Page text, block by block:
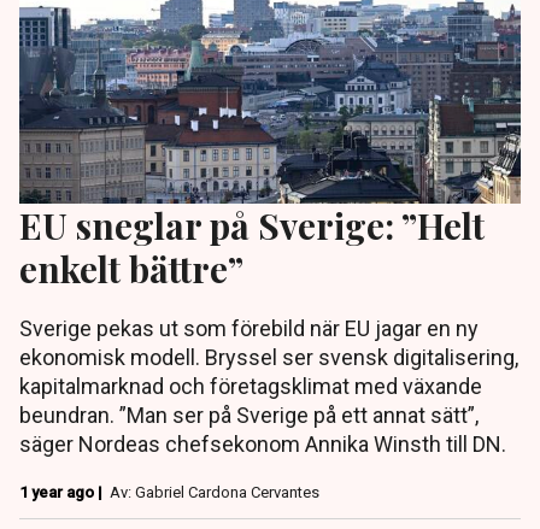
EU sneglar på Sverige: ”Helt
enkelt bättre”
Sverige pekas ut som förebild när EU jagar en ny
ekonomisk modell. Bryssel ser svensk digitalisering,
kapitalmarknad och företagsklimat med växande
beundran. ”Man ser på Sverige på ett annat sätt”,
säger Nordeas chefsekonom Annika Winsth till DN.
1 year ago | Av: Gabriel Cardona Cervantes